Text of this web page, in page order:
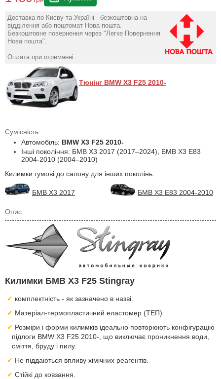
Доставка по Києву та Україні - безкоштовна на
відділення або поштомат Нова пошта.
Безкоштовне повернення через "Легке Повернення
Нова пошта".
Оплата при отриманні.
Тюнінг BMW X3 F25 2010-
Сумісність:
Автомобіль: BMW X3 F25 2010-
Інші покоління: БМВ Х3 2017 (2017–2024), БМВ Х3 Е83
2004-2010 (2004–2010)
Килимки гумові до салону для інших поколінь:
БМВ Х3 2017 БМВ Х3 Е83 2004-2010
Опис:
Килимки БМВ Х3 F25 Stingray
комплектність - як зазначено в назві.
Матеріал-термопластичний еластомер (ТЕП)
Розміри і форми килимків ідеально повторюють конфігурацію
підлоги BMW X3 F25 2010-, що виключає проникнення води,
сміття, бруду і пилу.
Не піддаються впливу хімічних реагентів.
Стійкі до ковзання.